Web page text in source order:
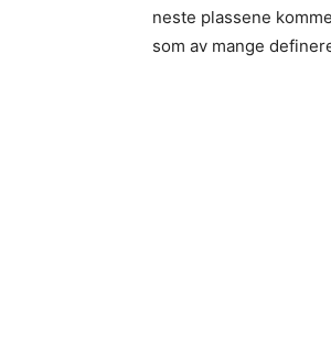
neste plassene
som av mange